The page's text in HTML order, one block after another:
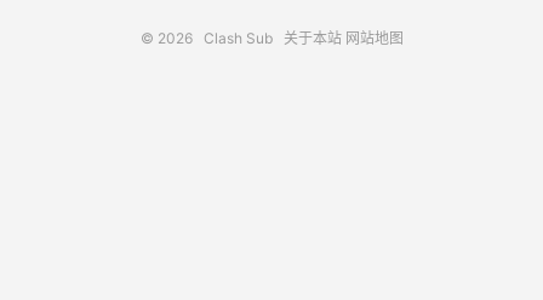
© 2026 Clash Sub 关于本站 网站地图